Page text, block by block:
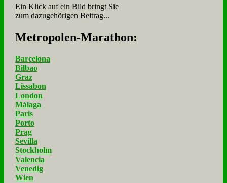
Ein Klick auf ein Bild bringt Sie
zum dazugehörigen Beitrag...
Me­tro­po­len-Ma­ra­thon:
Barcelona
Bilbao
Graz
Lissabon
London
Málaga
Paris
Porto
Prag
Sevilla
Stockholm
Valencia
Venedig
Wien